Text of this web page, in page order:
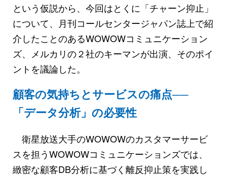
という仮説から、今回はとくに「チャーン抑止」
について、月刊コールセンタージャパン誌上で紹
介したことのあるWOWOWコミュニケーション
ズ、メルカリの２社のキーマンが出演、そのポイ
ントを議論した。
顧客の気持ちとサービスの痛点──
「データ分析」の必要性
衛星放送大手のWOWOWのカスタマーサービ
スを担うWOWOWコミュニケーションズでは、
緻密な顧客DB分析に基づく離反抑止策を実践し